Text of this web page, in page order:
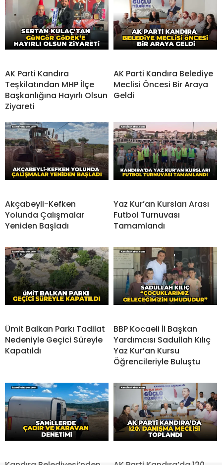
AK Parti Kandıra
Teşkilatından MHP İlçe
Başkanlığına Hayırlı Olsun
Ziyareti
AK Parti Kandıra Belediye
Meclisi Öncesi Bir Araya
Geldi
Akçabeyli-Kefken
Yolunda Çalışmalar
Yeniden Başladı
Yaz Kur’an Kursları Arası
Futbol Turnuvası
Tamamlandı
Ümit Balkan Parkı Tadilat
Nedeniyle Geçici Süreyle
Kapatıldı
BBP Kocaeli İl Başkan
Yardımcısı Sadullah Kılıç
Yaz Kur’an Kursu
Öğrencileriyle Buluştu